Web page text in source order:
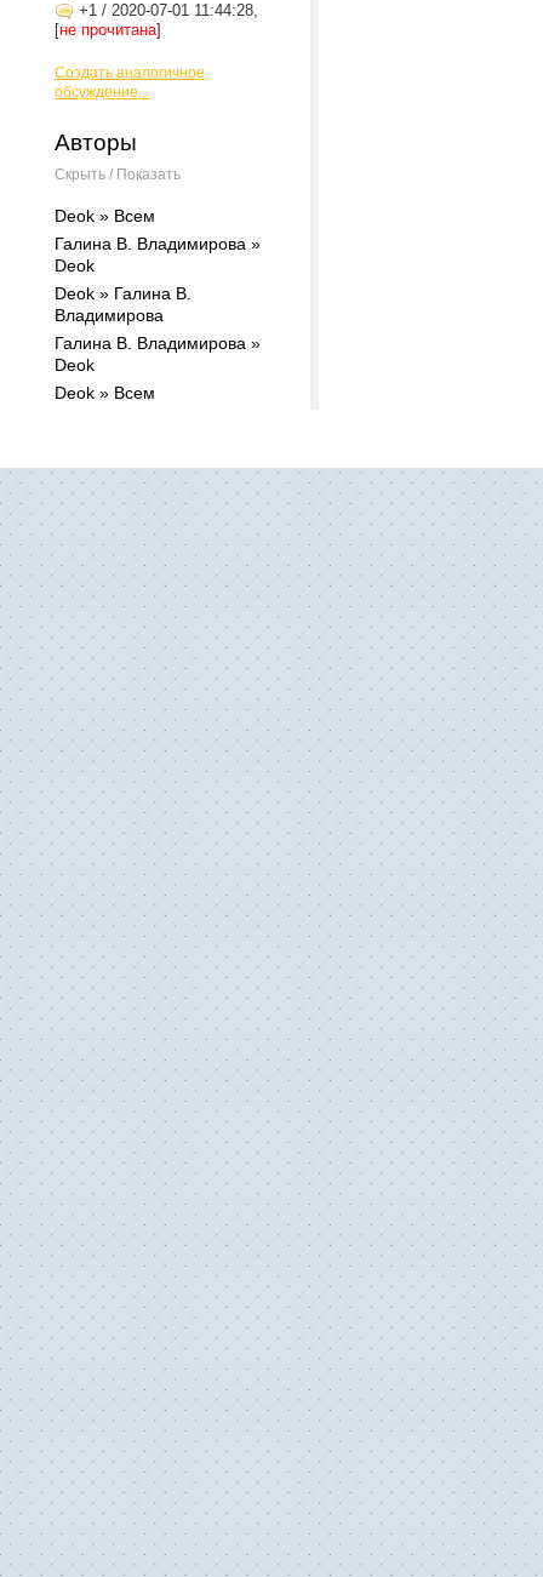
+1 / 2020-07-01 11:44:28,
[не прочитана]
Создать аналогичное
обсуждение...
Авторы
Скрыть / Показать
Deok » Всем
Галина В. Владимирова »
Deok
Deok » Галина В.
Владимирова
Галина В. Владимирова »
Deok
Deok » Всем